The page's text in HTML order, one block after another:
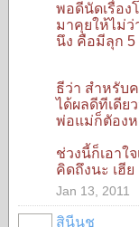
พอดีนัดเรื่อง
มาคุยให้ไม่ว่
นึง คือมีลุก
ธีว่า สำหรับ
ได้ผลดีทีเดีย
พ่อแม่ก็ตัองห
ช่วงนี้ก็เอาใ
คิดถึงนะ เฮีย
Jan 13, 2011
สินีนุช